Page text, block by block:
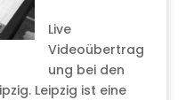
Live
Videoübertrag
ung bei den
Leipzig ist eine